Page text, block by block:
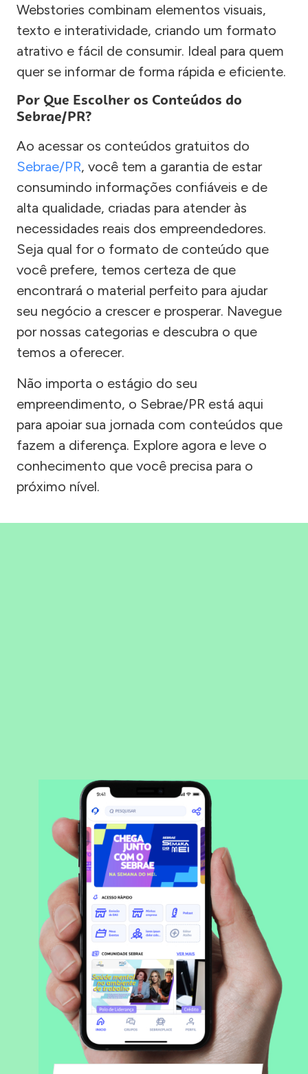
Webstories combinam elementos visuais,
texto e interatividade, criando um formato
atrativo e fácil de consumir. Ideal para quem
quer se informar de forma rápida e eficiente.
Por Que Escolher os Conteúdos do
Sebrae/PR?
Ao acessar os conteúdos gratuitos do
Sebrae/PR, você tem a garantia de estar
consumindo informações confiáveis e de
alta qualidade, criadas para atender às
necessidades reais dos empreendedores.
Seja qual for o formato de conteúdo que
você prefere, temos certeza de que
encontrará o material perfeito para ajudar
seu negócio a crescer e prosperar. Navegue
por nossas categorias e descubra o que
temos a oferecer.
Não importa o estágio do seu
empreendimento, o Sebrae/PR está aqui
para apoiar sua jornada com conteúdos que
fazem a diferença. Explore agora e leve o
conhecimento que você precisa para o
próximo nível.